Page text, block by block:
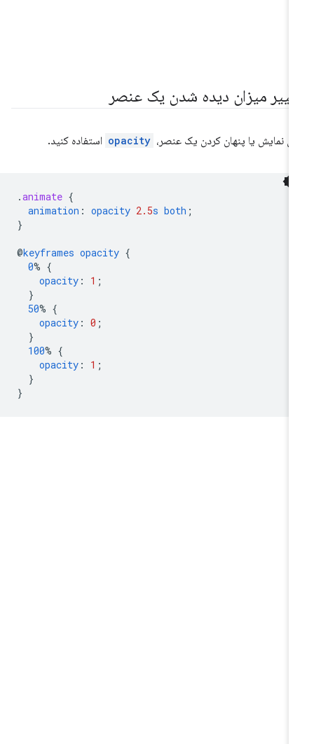
میزان دیده شدن یک عنصر
نمایش یا پنهان کردن یک عنصر، opacity استفاده کنید.
.animate
animation: opacity 2.5s both
@keyframes opacity
0%
opacity :
50%
opacity :
100%
opacity :